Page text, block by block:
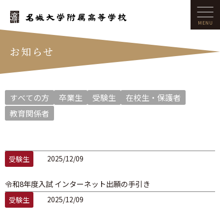
お知らせ
すべての方 卒業生 受験生
在校生・保護者
教育関係者
令和8年度入試 インターネット出願の手引き
受験生 2025/12/09
受験生 2025/12/09